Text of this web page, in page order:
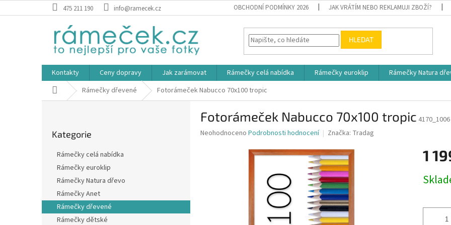
na
475 211 190 info@ramecek.cz OBCHODNÍ PODMÍNKY 2026 JAK VRÁTÍM NEBO REKLAMUJI ZBOŽÍ?
HLEDAT
Kontakty Ceny dopravy Jak zarámovat Rámečky celá nabídka Rámečky euroklip Rámečky Natura
Domů Rámečky dřevené Fotorámeček Nabucco 70x100 tropic
a
kategorie
Kategorie
Rámečky celá nabídka
Rámečky euroklip
Rámečky Natura dřevo
Rámečky Anet
Rámečky dřevené
Rámečky dětské
Fotorámeček Nabucco 70x100 tropic 4170_1006
Průměrné
Neohodnoceno Podrobnosti hodnocení Značka: Tradag
1
cena: